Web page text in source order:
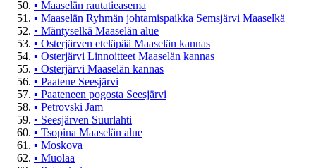
▪ Maaselän rautatieasema
▪ Maaselän Ryhmän johtamispaikka Semsjärvi Maaselkä
▪ Mäntyselkä Maaselän alue
▪ Osterjärven eteläpää Maaselän kannas
▪ Osterjärvi Linnoitteet Maaselän kannas
▪ Osterjärvi Maaselän kannas
▪ Paatene Seesjärvi
▪ Paateneen pogosta Seesjärvi
▪ Petrovski Jam
▪ Seesjärven Suurlahti
▪ Tsopina Maaselän alue
▪ Moskova
▪ Muolaa